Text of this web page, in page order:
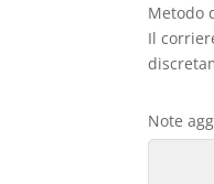
Metodo
Il
Note